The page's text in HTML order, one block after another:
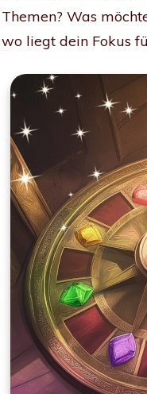
Themen? Was
wo liegt dein Fokus